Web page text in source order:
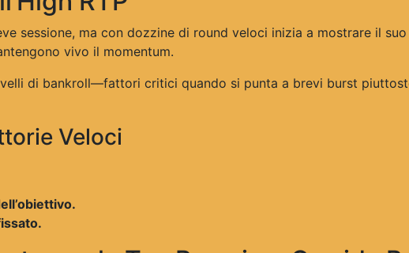
sessione, ma con dozzine di round veloci inizia a mostrare il
vivo il momentum.
di bankroll—fattori critici quando si punta a brevi burst
Veloci